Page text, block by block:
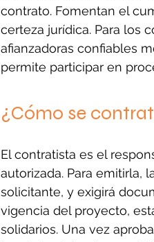
contrato. Fomentan el
certeza jurídica. Para los
afianzadoras confiables
permite participar en
¿Cómo se
El contratista es el
autorizada. Para emitirla,
solicitante, y exigirá
vigencia del proyecto,
solidarios. Una vez